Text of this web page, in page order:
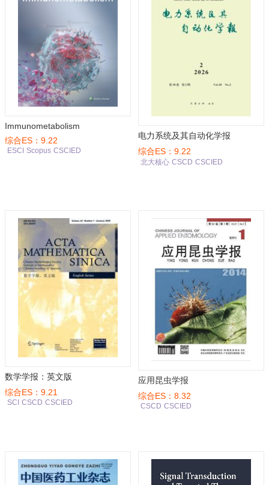
Immunometabolism
综合ES：9.22
ESCI Scopus CSCIED
电力系统及其自动化学报
综合ES：9.22
北大核心 CSCD CSCIED
数学学报：英文版
综合ES：9.21
SCI CSCD CSCIED
应用昆虫学报
综合ES：8.32
CSCD CSCIED